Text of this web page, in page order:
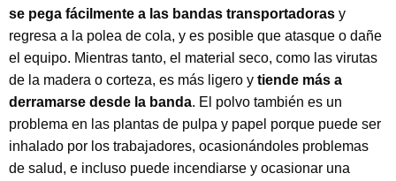
se pega fácilmente a las bandas transportadoras y
regresa a la polea de cola, y es posible que atasque o dañe
el equipo. Mientras tanto, el material seco, como las virutas
de la madera o corteza, es más ligero y tiende más a
derramarse desde la banda. El polvo también es un
problema en las plantas de pulpa y papel porque puede ser
inhalado por los trabajadores, ocasionándoles problemas
de salud, e incluso puede incendiarse y ocasionar una